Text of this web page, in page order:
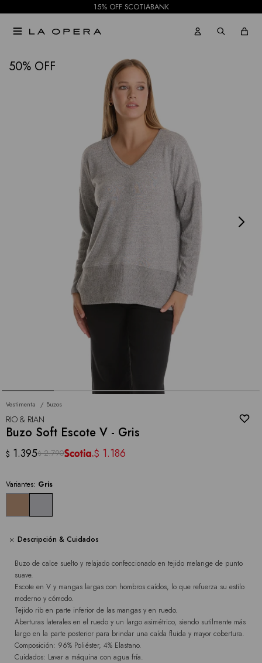
15% OFF SCOTIABANK

50
Vestimenta Buzos
RIO & RIAN
Buzo Soft Escote V - Gris
$ 1.395$ 2.790 $ 1.186
Variantes: Gris
Descripción & Cuidados
Buzo de calce suelto y relajado confeccionado en tejido melange de punto
suave.
Escote en V y mangas largas con hombros caídos, lo que refuerza su estilo
moderno y cómodo.
Tejido rib en parte inferior de las mangas y en ruedo.
Aberturas laterales en el ruedo y un largo asimétrico, siendo sutilmente más
largo en la parte posterior para brindar una caída fluida y mayor cobertura.
Composición: 96% Poliéster, 4% Elastano.
Cuidados: Lavar a máquina con agua fría.
NOTIFICARME